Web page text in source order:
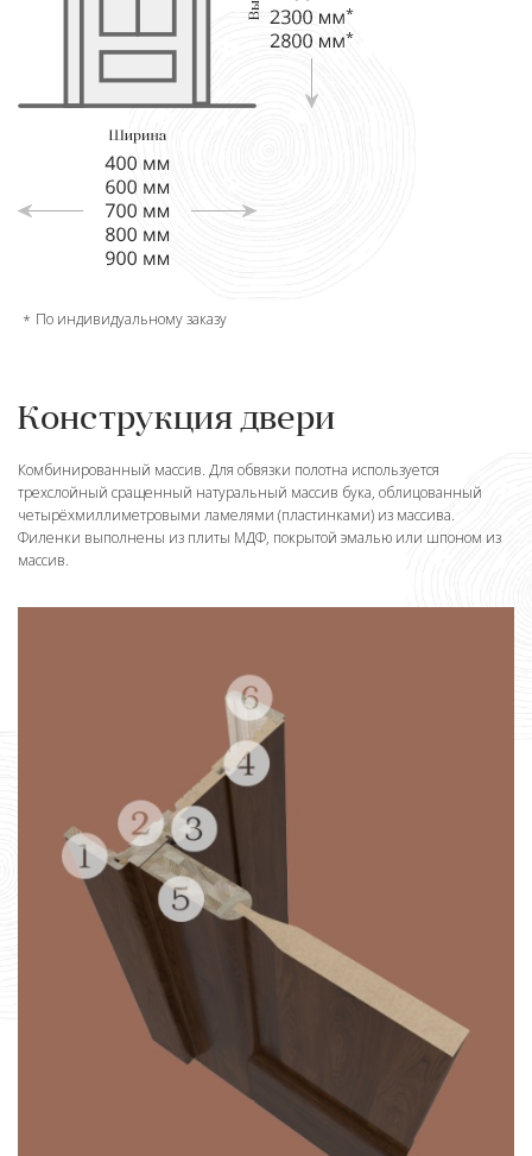
По индивидуальному заказу
Конструкция двери
Комбинированный массив. Для обвязки полотна используется
трехслойный сращенный натуральный массив бука, облицованный
четырёхмиллиметровыми ламелями (пластинками) из массива.
Филенки выполнены из плиты МДФ, покрытой эмалью или шпоном из
массив.